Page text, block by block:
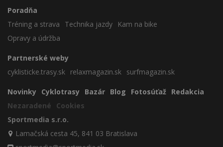
Poradňa
Tréning a strava
Technika jazdy
Kam na bike
Opravy a údržba
Partnerské weby
cyklisticke.trasy.sk relaxmagazin.sk surfmagazin.sk
Novinky Cyklotrasy Bazár Blog Fotosúťaž Redakcia
Nezaradené
Cookies
Sportmedia s.r.o.
Lamačská cesta 45, 841 03 Bratislava